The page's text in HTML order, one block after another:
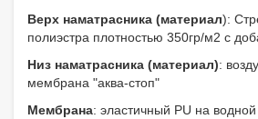
Верх наматрасника (материал):
полиэстра плотностью 350гр/м2 с
Низ наматрасника (материал):
мембрана "аква-стоп"
Мембрана: эластичный PU на